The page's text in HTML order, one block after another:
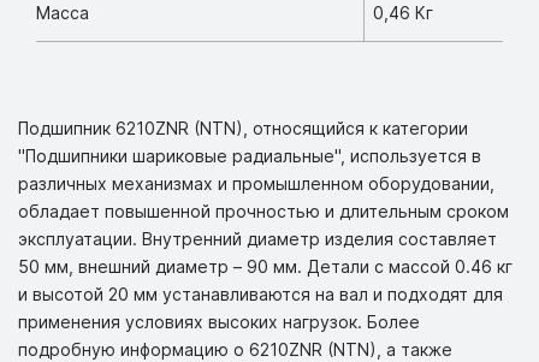
Масса 0,46 Кг
Подшипник 6210ZNR (NTN), относящийся к категории
"Подшипники шариковые радиальные", используется в
различных механизмах и промышленном оборудовании,
обладает повышенной прочностью и длительным сроком
эксплуатации. Внутренний диаметр изделия составляет
50 мм, внешний диаметр – 90 мм. Детали с массой 0.46 кг
и высотой 20 мм устанавливаются на вал и подходят для
применения условиях высоких нагрузок. Более
подробную информацию о 6210ZNR (NTN), а также